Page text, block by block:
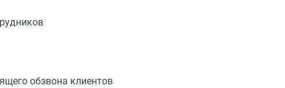
обзвона клиентов